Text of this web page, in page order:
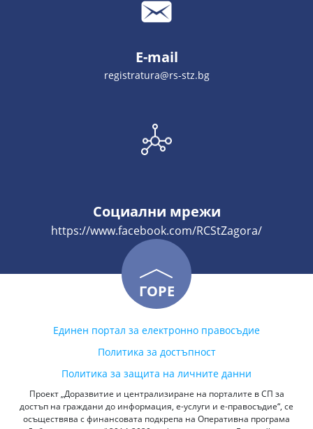
E-mail
registratura@rs-stz.bg
Социални мрежи
https://www.facebook.com/RCStZagora/
ГОРЕ
Единен портал за електронно правосъдие
Политика за достъпност
Политика за защита на личните данни
Проект „Доразвитие и централизиране на порталите в СП за
достъп на граждани до информация, е-услуги и е-правосъдие“, се
осъществява с финансовата подкрепа на Оперативна програма